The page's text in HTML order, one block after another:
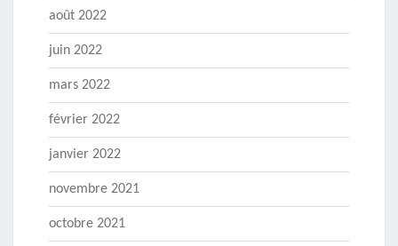
août 2022
juin 2022
mars 2022
février 2022
janvier 2022
novembre 2021
octobre 2021